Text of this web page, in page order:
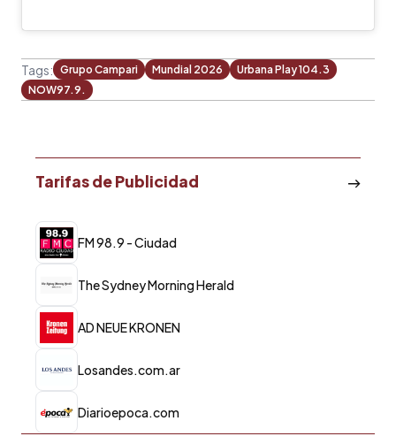
Tags: Grupo Campari Mundial 2026
Urbana Play 104.3
NOW97.9.
Tarifas de Publicidad
FM 98.9 - Ciudad
The Sydney Morning Herald
AD NEUE KRONEN
Losandes.com.ar
Diarioepoca.com